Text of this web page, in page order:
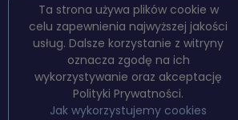
Ta strona używa plików cookie w
celu zapewnienia najwyższej jakości
usług. Dalsze korzystanie z witryny
oznacza zgodę na ich
wykorzystywanie oraz akceptację
Polityki Prywatności.
Jak wykorzystujemy cookies